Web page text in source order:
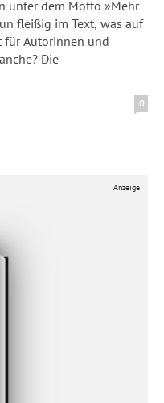
unter dem Motto »Mehr
fleißig im Text, was auf
für Autorinnen und
Die
0
Anzeige